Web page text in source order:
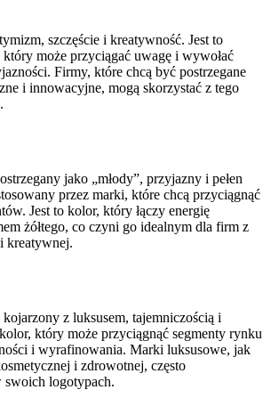
szczęście i kreatywność. Jest to
może przyciągać uwagę i wywołać
Firmy, które chcą być postrzegane
i innowacyjne, mogą skorzystać z tego
jako „młody”, przyjazny i pełen
przez marki, które chcą przyciągnąć
Jest to kolor, który łączy energię
żółtego, co czyni go idealnym dla firm z
kreatywnej.
z luksusem, tajemniczością i
który może przyciągnąć segmenty rynku
i wyrafinowania. Marki luksusowe, jak
i zdrowotnej, często
logotypach.